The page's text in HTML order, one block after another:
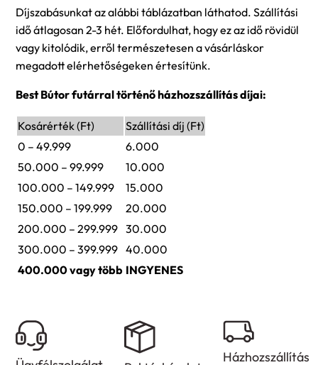
Díjszabásunkat az alábbi táblázatban láthatod. Szállítási
idő átlagosan 2-3 hét. Előfordulhat, hogy ez az idő rövidül
vagy kitolódik, erről természetesen a vásárláskor
megadott elérhetőségeken értesítünk.
Best Bútor futárral történő házhozszállítás díjai:
Kosárérték (Ft)
Szállítási díj (Ft)
0 – 49.999
6.000
50.000 – 99.999
10.000
100.000 – 149.999
15.000
150.000 – 199.999
20.000
200.000 – 299.999 30.000
300.000 – 399.999 40.000
400.000 vagy több INGYENES
Házhozszállítás